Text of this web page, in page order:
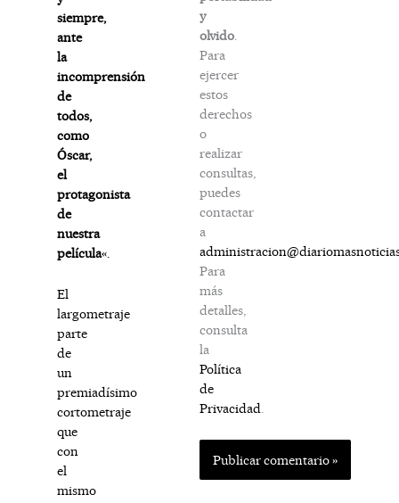
siempre,
ante
la
incomprensión
de
todos,
como
Óscar,
el
protagonista
de
nuestra
película«.
El
largometraje
parte
de
un
premiadísimo
cortometraje
que
con
el
mismo
y
olvido.
Para
ejercer
estos
derechos
o
realizar
consultas,
puedes
contactar
a
Para
más
detalles,
consulta
la
Política
de
Privacidad